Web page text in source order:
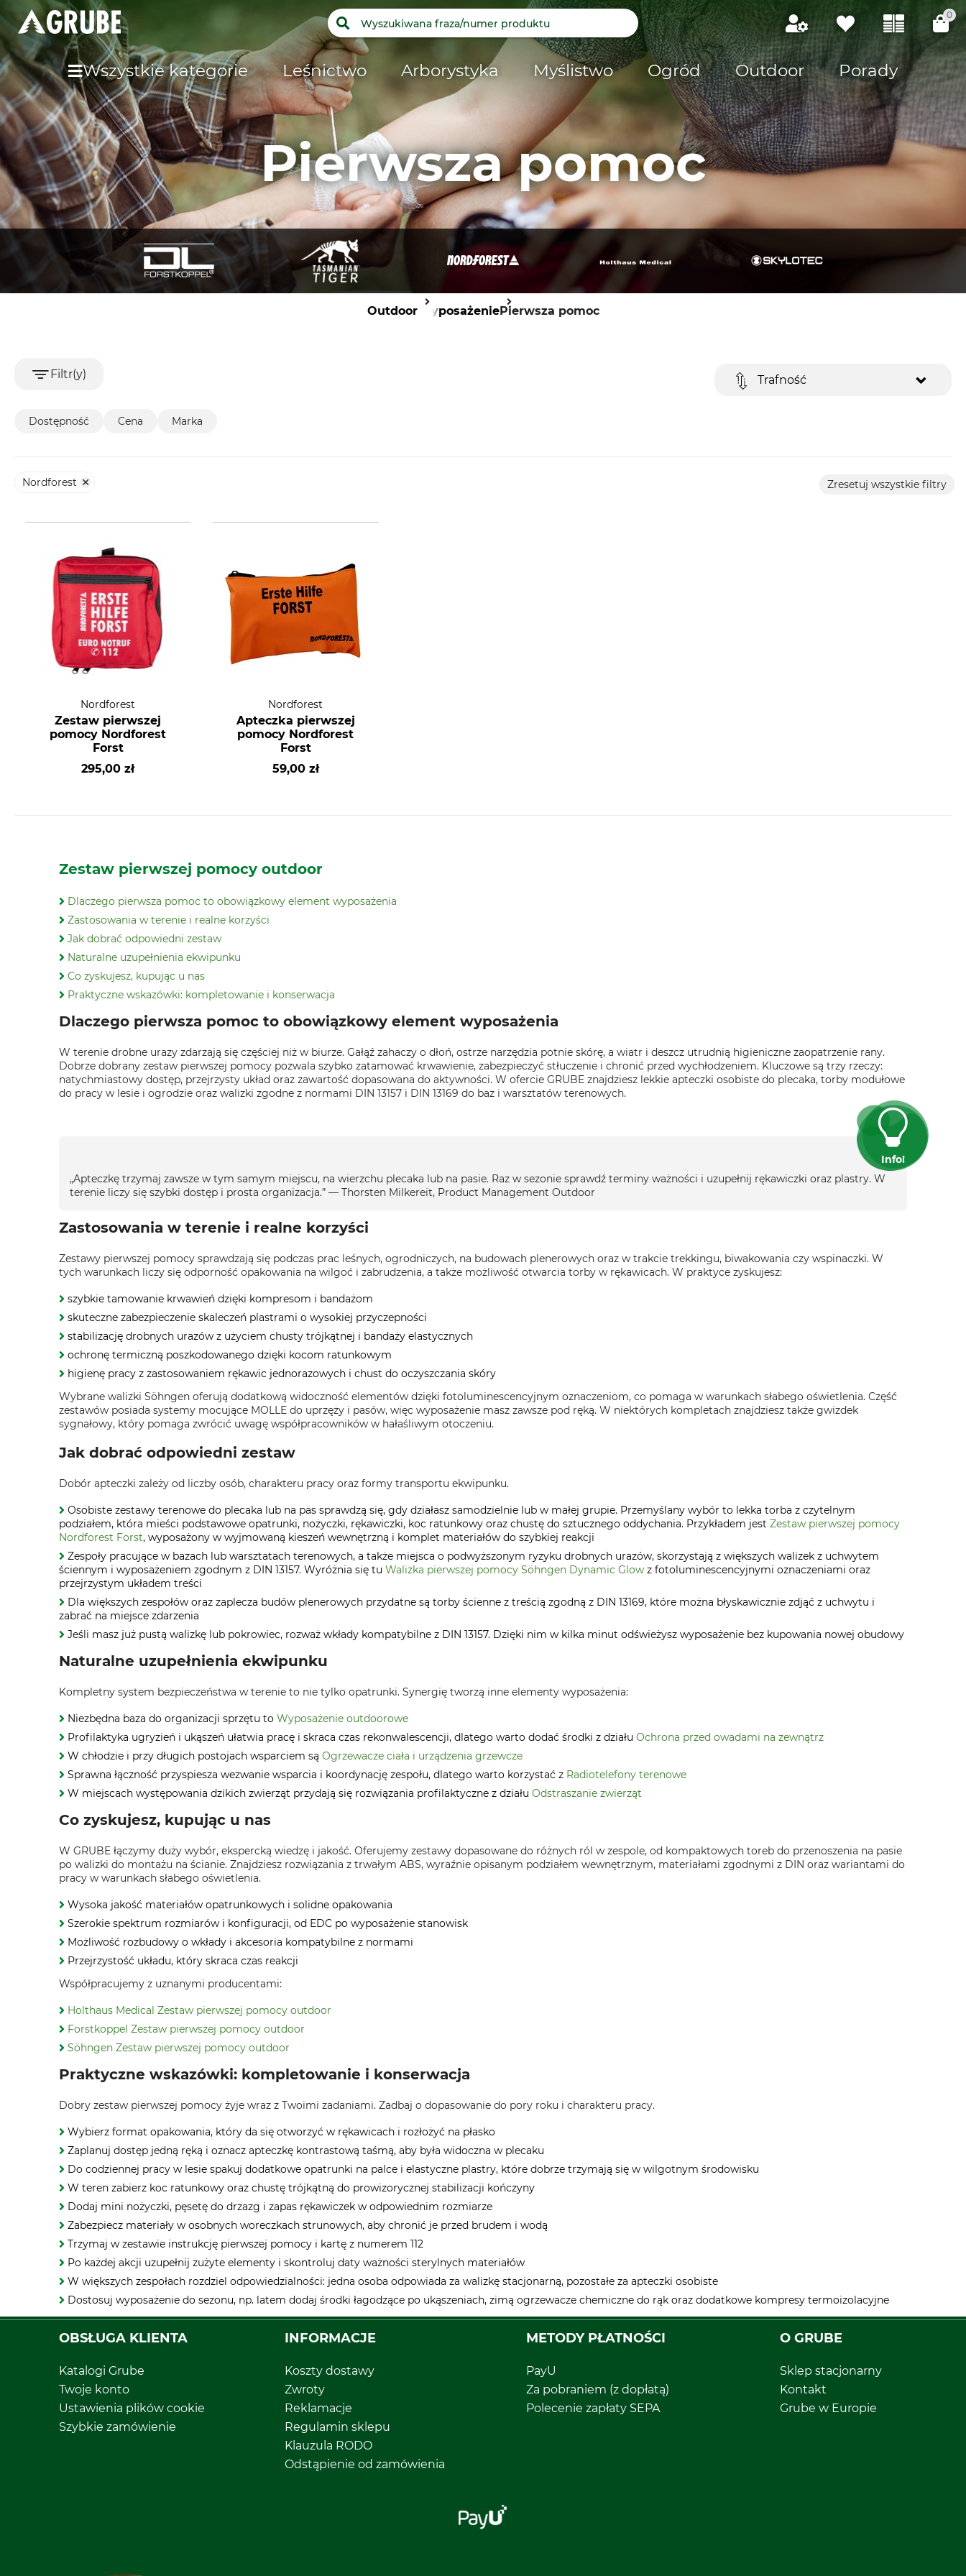
0
Wszystkie kategorie Leśnictwo Arborystyka Myślistwo Ogród Outdoor Porady
Pierwsza pomoc
OutdoorWyposażeniePierwsza pomoc
Filtr(y) Trafność
Dostępność Cena Marka
Nordforest Zresetuj wszystkie filtry
Nordforest
Zestaw pierwszej
pomocy Nordforest
Forst
295,00 zł
Nordforest
Apteczka pierwszej
pomocy Nordforest
Forst
59,00 zł
Zestaw pierwszej pomocy outdoor
Dlaczego pierwsza pomoc to obowiązkowy element wyposażenia
Zastosowania w terenie i realne korzyści
Jak dobrać odpowiedni zestaw
Naturalne uzupełnienia ekwipunku
Co zyskujesz, kupując u nas
Praktyczne wskazówki: kompletowanie i konserwacja
Dlaczego pierwsza pomoc to obowiązkowy element wyposażenia
W terenie drobne urazy zdarzają się częściej niż w biurze. Gałąź zahaczy o dłoń, ostrze narzędzia potnie skórę, a wiatr i deszcz utrudnią higieniczne zaopatrzenie rany.
Dobrze dobrany zestaw pierwszej pomocy pozwala szybko zatamować krwawienie, zabezpieczyć stłuczenie i chronić przed wychłodzeniem. Kluczowe są trzy rzeczy:
natychmiastowy dostęp, przejrzysty układ oraz zawartość dopasowana do aktywności. W ofercie GRUBE znajdziesz lekkie apteczki osobiste do plecaka, torby modułowe
do pracy w lesie i ogrodzie oraz walizki zgodne z normami DIN 13157 i DIN 13169 do baz i warsztatów terenowych.
Info!
„Apteczkę trzymaj zawsze w tym samym miejscu, na wierzchu plecaka lub na pasie. Raz w sezonie sprawdź terminy ważności i uzupełnij rękawiczki oraz plastry. W
terenie liczy się szybki dostęp i prosta organizacja.” — Thorsten Milkereit, Product Management Outdoor
Zastosowania w terenie i realne korzyści
Zestawy pierwszej pomocy sprawdzają się podczas prac leśnych, ogrodniczych, na budowach plenerowych oraz w trakcie trekkingu, biwakowania czy wspinaczki. W
tych warunkach liczy się odporność opakowania na wilgoć i zabrudzenia, a także możliwość otwarcia torby w rękawicach. W praktyce zyskujesz:
szybkie tamowanie krwawień dzięki kompresom i bandażom
skuteczne zabezpieczenie skaleczeń plastrami o wysokiej przyczepności
stabilizację drobnych urazów z użyciem chusty trójkątnej i bandaży elastycznych
ochronę termiczną poszkodowanego dzięki kocom ratunkowym
higienę pracy z zastosowaniem rękawic jednorazowych i chust do oczyszczania skóry
Wybrane walizki Söhngen oferują dodatkową widoczność elementów dzięki fotoluminescencyjnym oznaczeniom, co pomaga w warunkach słabego oświetlenia. Część
zestawów posiada systemy mocujące MOLLE do uprzęży i pasów, więc wyposażenie masz zawsze pod ręką. W niektórych kompletach znajdziesz także gwizdek
sygnałowy, który pomaga zwrócić uwagę współpracowników w hałaśliwym otoczeniu.
Jak dobrać odpowiedni zestaw
Dobór apteczki zależy od liczby osób, charakteru pracy oraz formy transportu ekwipunku.
Osobiste zestawy terenowe do plecaka lub na pas sprawdzą się, gdy działasz samodzielnie lub w małej grupie. Przemyślany wybór to lekka torba z czytelnym
podziałem, która mieści podstawowe opatrunki, nożyczki, rękawiczki, koc ratunkowy oraz chustę do sztucznego oddychania. Przykładem jest Zestaw pierwszej pomocy
Nordforest Forst, wyposażony w wyjmowaną kieszeń wewnętrzną i komplet materiałów do szybkiej reakcji
Zespoły pracujące w bazach lub warsztatach terenowych, a także miejsca o podwyższonym ryzyku drobnych urazów, skorzystają z większych walizek z uchwytem
ściennym i wyposażeniem zgodnym z DIN 13157. Wyróżnia się tu Walizka pierwszej pomocy Söhngen Dynamic Glow z fotoluminescencyjnymi oznaczeniami oraz
przejrzystym układem treści
Dla większych zespołów oraz zaplecza budów plenerowych przydatne są torby ścienne z treścią zgodną z DIN 13169, które można błyskawicznie zdjąć z uchwytu i
zabrać na miejsce zdarzenia
Jeśli masz już pustą walizkę lub pokrowiec, rozważ wkłady kompatybilne z DIN 13157. Dzięki nim w kilka minut odświeżysz wyposażenie bez kupowania nowej obudowy
Naturalne uzupełnienia ekwipunku
Kompletny system bezpieczeństwa w terenie to nie tylko opatrunki. Synergię tworzą inne elementy wyposażenia:
Niezbędna baza do organizacji sprzętu to Wyposażenie outdoorowe
Profilaktyka ugryzień i ukąszeń ułatwia pracę i skraca czas rekonwalescencji, dlatego warto dodać środki z działu Ochrona przed owadami na zewnątrz
W chłodzie i przy długich postojach wsparciem są Ogrzewacze ciała i urządzenia grzewcze
Sprawna łączność przyspiesza wezwanie wsparcia i koordynację zespołu, dlatego warto korzystać z Radiotelefony terenowe
W miejscach występowania dzikich zwierząt przydają się rozwiązania profilaktyczne z działu Odstraszanie zwierząt
Co zyskujesz, kupując u nas
W GRUBE łączymy duży wybór, ekspercką wiedzę i jakość. Oferujemy zestawy dopasowane do różnych ról w zespole, od kompaktowych toreb do przenoszenia na pasie
po walizki do montażu na ścianie. Znajdziesz rozwiązania z trwałym ABS, wyraźnie opisanym podziałem wewnętrznym, materiałami zgodnymi z DIN oraz wariantami do
pracy w warunkach słabego oświetlenia.
Wysoka jakość materiałów opatrunkowych i solidne opakowania
Szerokie spektrum rozmiarów i konfiguracji, od EDC po wyposażenie stanowisk
Możliwość rozbudowy o wkłady i akcesoria kompatybilne z normami
Przejrzystość układu, który skraca czas reakcji
Współpracujemy z uznanymi producentami:
Holthaus Medical Zestaw pierwszej pomocy outdoor
Forstkoppel Zestaw pierwszej pomocy outdoor
Söhngen Zestaw pierwszej pomocy outdoor
Praktyczne wskazówki: kompletowanie i konserwacja
Dobry zestaw pierwszej pomocy żyje wraz z Twoimi zadaniami. Zadbaj o dopasowanie do pory roku i charakteru pracy.
Wybierz format opakowania, który da się otworzyć w rękawicach i rozłożyć na płasko
Zaplanuj dostęp jedną ręką i oznacz apteczkę kontrastową taśmą, aby była widoczna w plecaku
Do codziennej pracy w lesie spakuj dodatkowe opatrunki na palce i elastyczne plastry, które dobrze trzymają się w wilgotnym środowisku
W teren zabierz koc ratunkowy oraz chustę trójkątną do prowizorycznej stabilizacji kończyny
Dodaj mini nożyczki, pęsetę do drzazg i zapas rękawiczek w odpowiednim rozmiarze
Zabezpiecz materiały w osobnych woreczkach strunowych, aby chronić je przed brudem i wodą
Trzymaj w zestawie instrukcję pierwszej pomocy i kartę z numerem 112
Po każdej akcji uzupełnij zużyte elementy i skontroluj daty ważności sterylnych materiałów
W większych zespołach rozdziel odpowiedzialności: jedna osoba odpowiada za walizkę stacjonarną, pozostałe za apteczki osobiste
Dostosuj wyposażenie do sezonu, np. latem dodaj środki łagodzące po ukąszeniach, zimą ogrzewacze chemiczne do rąk oraz dodatkowe kompresy termoizolacyjne
OBSŁUGA KLIENTA
Katalogi Grube
Twoje konto
Ustawienia plików cookie
Szybkie zamówienie
INFORMACJE
Koszty dostawy
Zwroty
Reklamacje
Regulamin sklepu
Klauzula RODO
Odstąpienie od zamówienia
METODY PŁATNOŚCI
PayU
Za pobraniem (z dopłatą)
Polecenie zapłaty SEPA
O GRUBE
Sklep stacjonarny
Kontakt
Grube w Europie